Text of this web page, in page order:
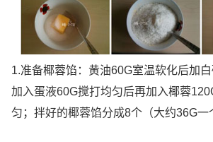
1.准备椰蓉馅：黄油60G室温软化后加白
加入蛋液60G搅打均匀后再加入椰蓉
匀；拌好的椰蓉馅分成8个（大约36G一